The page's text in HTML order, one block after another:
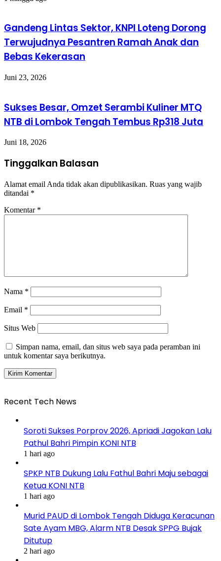
Gandeng Lintas Sektor, KNPI Loteng Dorong
Terwujudnya Pesantren Ramah Anak dan
Bebas Kekerasan
Juni 23, 2026
Sukses Besar, Omzet Serambi Kuliner MTQ
NTB di Lombok Tengah Tembus Rp318 Juta
Juni 18, 2026
Tinggalkan Balasan
Alamat email Anda tidak akan dipublikasikan. Ruas yang wajib
ditandai *
Komentar *
Nama *
Email *
Situs Web
Simpan nama, email, dan situs web saya pada peramban ini
untuk komentar saya berikutnya.
Recent Tech News
Soroti Sukses Porprov 2026, Apriadi Jagokan Lalu
Pathul Bahri Pimpin KONI NTB
1 hari ago
SPKP NTB Dukung Lalu Fathul Bahri Maju sebagai
Ketua KONI NTB
1 hari ago
Murid PAUD di Lombok Tengah Diduga Keracunan
Sate Ayam MBG, Alarm NTB Desak SPPG Bujak
Ditutup
2 hari ago